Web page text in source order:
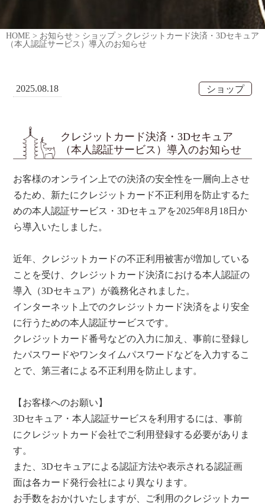
HOME > お知らせ > ショップ > クレジットカード決済・3Dセキュア
（本人認証サービス）導入のお知らせ
2025.08.18 ショップ
クレジットカード決済・3Dセキュア
（本人認証サービス）導入のお知らせ
お客様のオンライン上での決済の安全性を一層向上させ
るため、新たにクレジットカード不正利用を防止するた
めの本人認証サービス・3Dセキュアを2025年8月18日か
ら導入いたしました。
近年、クレジットカードの不正利用被害が増加している
ことを受け、クレジットカード決済における本人認証の
導入（3Dセキュア）が義務化されました。
インターネット上でのクレジットカード決済をより安全
に行うための本人認証サービスです。
クレジットカード番号などの入力に加え、事前に登録し
たパスワードやワンタイムパスワードなどを入力するこ
とで、第三者による不正利用を防止します。
【お客様へのお願い】
3Dセキュア・本人認証サービスを利用するには、事前
にクレジットカード会社でご利用登録する必要がありま
す。
また、3Dセキュアによる認証方法や表示される認証画
面は各カード発行会社により異なります。
お手数をおかけいたしますが、ご利用のクレジットカー